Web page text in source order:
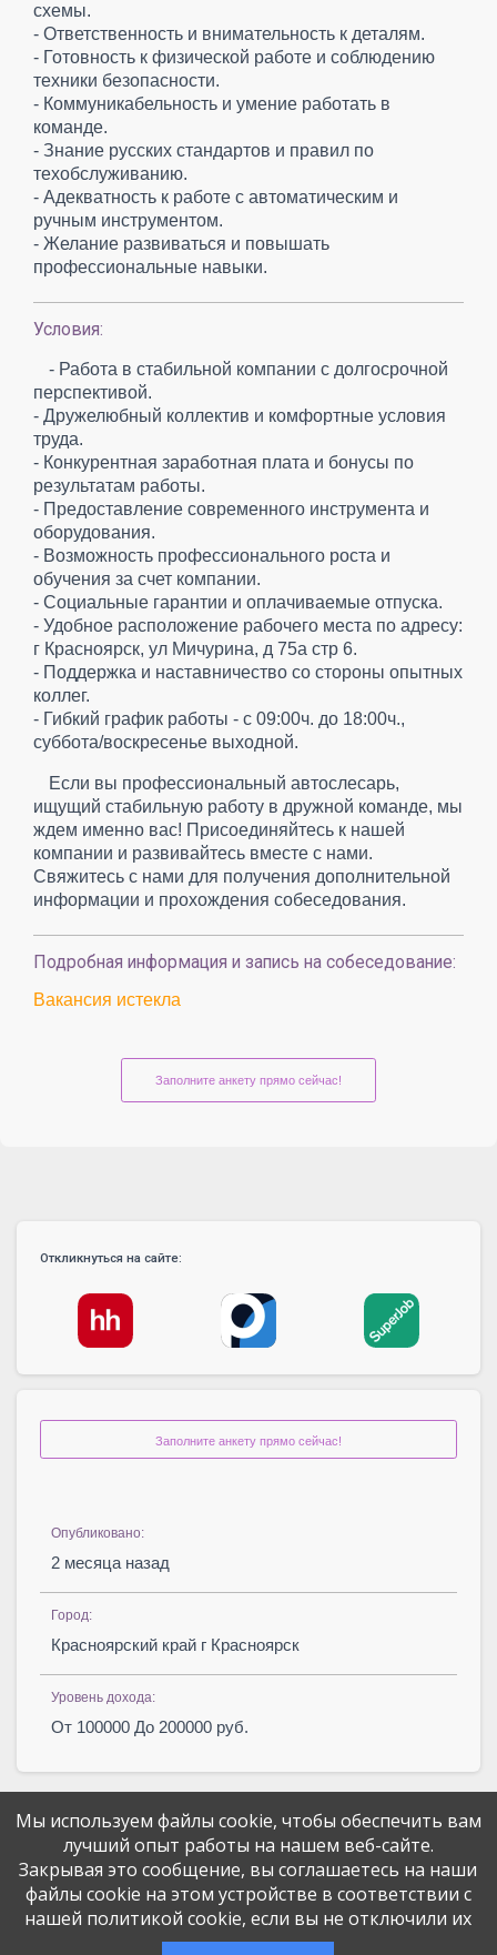
схемы.
- Ответственность и внимательность к деталям.
- Готовность к физической работе и соблюдению
техники безопасности.
- Коммуникабельность и умение работать в
команде.
- Знание русских стандартов и правил по
техобслуживанию.
- Адекватность к работе с автоматическим и
ручным инструментом.
- Желание развиваться и повышать
профессиональные навыки.
Условия:
- Работа в стабильной компании с долгосрочной
перспективой.
- Дружелюбный коллектив и комфортные условия
труда.
- Конкурентная заработная плата и бонусы по
результатам работы.
- Предоставление современного инструмента и
оборудования.
- Возможность профессионального роста и
обучения за счет компании.
- Социальные гарантии и оплачиваемые отпуска.
- Удобное расположение рабочего места по адресу:
г Красноярск, ул Мичурина, д 75а стр 6.
- Поддержка и наставничество со стороны опытных
коллег.
- Гибкий график работы - с 09:00ч. до 18:00ч.,
суббота/воскресенье выходной.
Если вы профессиональный автослесарь,
ищущий стабильную работу в дружной команде, мы
ждем именно вас! Присоединяйтесь к нашей
компании и развивайтесь вместе с нами.
Свяжитесь с нами для получения дополнительной
информации и прохождения собеседования.
Подробная информация и запись на собеседование:
Вакансия истекла
Заполните анкету прямо сейчас!
Откликнуться на сайте:
Заполните анкету прямо сейчас!
Опубликовано:
2 месяца назад
Город:
Красноярский край г Красноярск
Уровень дохода:
От 100000 До 200000 руб.
Поделитесь вакансией с друзьями
Мы используем файлы cookie, чтобы обеспечить вам
лучший опыт работы на нашем веб-сайте.
Закрывая это сообщение, вы соглашаетесь на наши
файлы cookie на этом устройстве в соответствии с
нашей политикой cookie, если вы не отключили их